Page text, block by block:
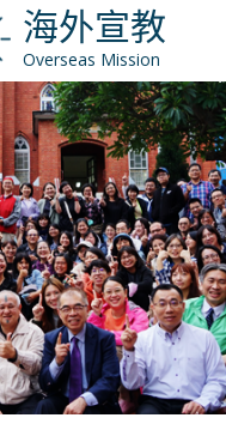
海外宣教
Overseas Mission